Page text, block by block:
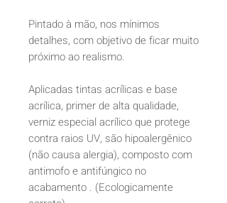
Pintado à mão, nos mínimos
detalhes, com objetivo de ficar muito
próximo ao realismo.
Aplicadas tintas acrílicas e base
acrílica, primer de alta qualidade,
verniz especial acrílico que protege
contra raios UV, são hipoalergênico
(não causa alergia), composto com
antimofo e antifúngico no
acabamento . (Ecologicamente